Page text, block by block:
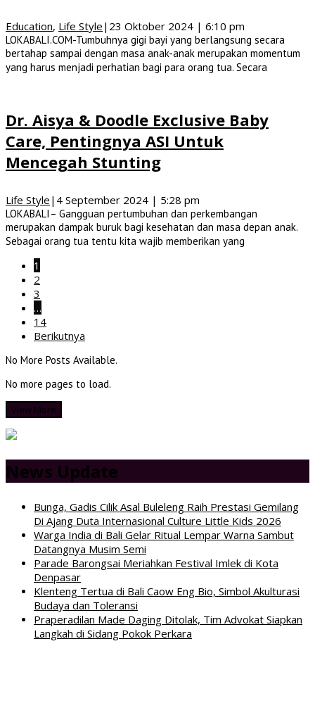
Education, Life Style | 23 Oktober 2024 | 6:10 pm
LOKABALI.COM-Tumbuhnya gigi bayi yang berlangsung secara
bertahap sampai dengan masa anak-anak merupakan momentum
yang harus menjadi perhatian bagi para orang tua. Secara
Dr. Aisya & Doodle Exclusive Baby
Care, Pentingnya ASI Untuk
Mencegah Stunting
Life Style | 4 September 2024 | 5:28 pm
LOKABALI– Gangguan pertumbuhan dan perkembangan
merupakan dampak buruk bagi kesehatan dan masa depan anak.
Sebagai orang tua tentu kita wajib memberikan yang
1
2
3
…
14
Berikutnya
No More Posts Available.
No more pages to load.
View More
News Update
Bunga, Gadis Cilik Asal Buleleng Raih Prestasi Gemilang
Di Ajang Duta Internasional Culture Little Kids 2026
Warga India di Bali Gelar Ritual Lempar Warna Sambut
Datangnya Musim Semi
Parade Barongsai Meriahkan Festival Imlek di Kota
Denpasar
Klenteng Tertua di Bali Caow Eng Bio, Simbol Akulturasi
Budaya dan Toleransi
Praperadilan Made Daging Ditolak, Tim Advokat Siapkan
Langkah di Sidang Pokok Perkara